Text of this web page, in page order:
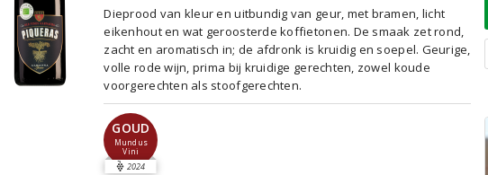
Dieprood van kleur en uitbundig van geur, met bramen, licht
eikenhout en wat geroosterde koffietonen. De smaak zet rond,
zacht en aromatisch in; de afdronk is kruidig en soepel. Geurige,
volle rode wijn, prima bij kruidige gerechten, zowel koude
voorgerechten als stoofgerechten.
GOUD
Mundus
Vini
2024